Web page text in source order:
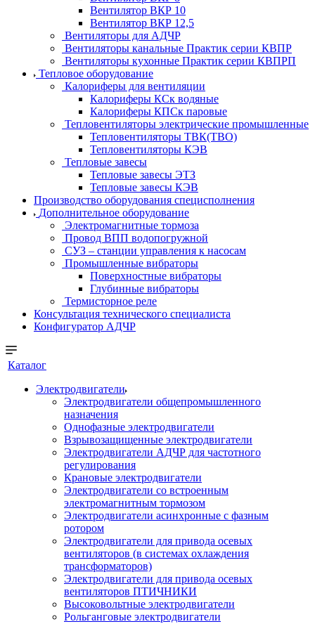
Вентилятор ВКР 10
Вентилятор ВКР 12,5
Вентиляторы для АДЧР
Вентиляторы канальные Практик серии КВПР
Вентиляторы кухонные Практик серии КВПРП
Тепловое оборудование
Калориферы для вентиляции
Калориферы КСк водяные
Калориферы КПСк паровые
Тепловентиляторы электрические промышленные
Тепловентиляторы ТВК(ТВО)
Тепловентиляторы КЭВ
Тепловые завесы
Тепловые завесы ЭТЗ
Тепловые завесы КЭВ
Производство оборудования специсполнения
Дополнительное оборудование
Электромагнитные тормоза
Провод ВПП водопогружной
СУЗ – станции управления к насосам
Промышленные вибраторы
Поверхностные вибраторы
Глубинные вибраторы
Термисторное реле
Консультация технического специалиста
Конфигуратор АДЧР
Каталог
Электродвигатели
Электродвигатели общепромышленного
назначения
Однофазные электродвигатели
Взрывозащищенные электродвигатели
Электродвигатели АДЧР для частотного
регулирования
Крановые электродвигатели
Электродвигатели со встроенным
электромагнитным тормозом
Электродвигатели асинхронные с фазным
ротором
Электродвигатели для привода осевых
вентиляторов (в системах охлаждения
трансформаторов)
Электродвигатели для привода осевых
вентиляторов ПТИЧНИКИ
Высоковольтные электродвигатели
Рольганговые электродвигатели